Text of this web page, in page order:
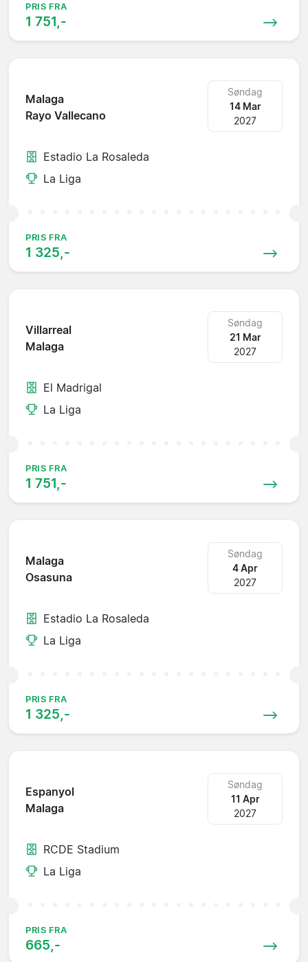
PRIS FRA
1 751,-
Malaga
Rayo Vallecano
Søndag
14 Mar
2027
Estadio La Rosaleda
La Liga
PRIS FRA
1 325,-
Villarreal
Malaga
Søndag
21 Mar
2027
El Madrigal
La Liga
PRIS FRA
1 751,-
Malaga
Osasuna
Søndag
4 Apr
2027
Estadio La Rosaleda
La Liga
PRIS FRA
1 325,-
Espanyol
Malaga
Søndag
11 Apr
2027
RCDE Stadium
La Liga
PRIS FRA
665,-